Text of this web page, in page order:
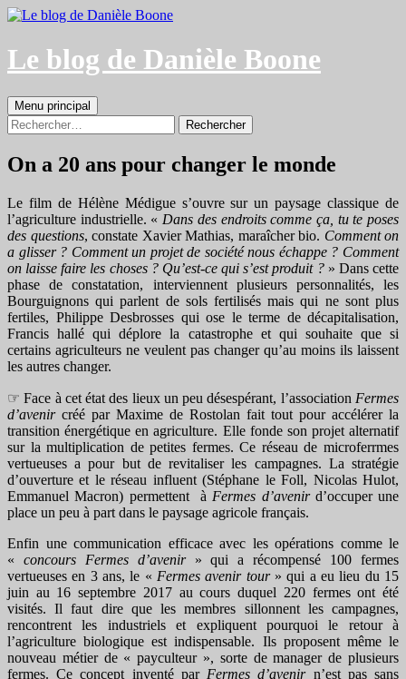
Aller
contenu
Le blog de Danièle Boone
Recherche
Menu principal
Rechercher :
On a 20 ans pour changer le monde
Le film de Hélène Médigue s’ouvre sur un paysage classique de
l’agriculture industrielle. « Dans des endroits comme ça, tu te poses
des questions, constate Xavier Mathias, maraîcher bio. Comment on
a glisser ? Comment un projet de société nous échappe ? Comment
on laisse faire les choses ? Qu’est-ce qui s’est produit ?» Dans cette
phase de constatation, interviennent plusieurs personnalités, les
Bourguignons qui parlent de sols fertilisés mais qui ne sont plus
fertiles, Philippe Desbrosses qui ose le terme de décapitalisation,
Francis hallé qui déplore la catastrophe et qui souhaite que si
certains agriculteurs ne veulent pas changer qu’au moins ils laissent
les autres changer.
☞ Face à cet état des lieux un peu désespérant, l’association Fermes
d’avenircréé par Maxime de Rostolan fait tout pour accélérer la
transition énergétique en agriculture. Elle fonde son projet alternatif
sur la multiplication de petites fermes. Ce réseau de microferrmes
vertueuses a pour but de revitaliser les campagnes. La stratégie
d’ouverture et le réseau influent (Stéphane le Foll, Nicolas Hulot,
Emmanuel Macron) permettent à Fermes d’avenird’occuper une
place un peu à part dans le paysage agricole français.
Enfin une communication efficace avec les opérations comme le
« concours Fermes d’avenir» qui a récompensé 100 fermes
vertueuses en 3 ans, le « Fermes avenir tour» qui a eu lieu du 15
juin au 16 septembre 2017 au cours duquel 220 fermes ont été
visités. Il faut dire que les membres sillonnent les campagnes,
rencontrent les industriels et expliquent pourquoi le retour à
l’agriculture biologique est indispensable. Ils proposent même le
nouveau métier de « payculteur », sorte de manager de plusieurs
fermes. Ce concept inventé par Fermes d’avenirn’est pas sans